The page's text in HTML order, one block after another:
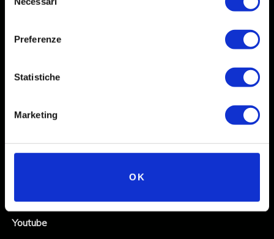
del
Preferenze
Statistiche
Marketing
OK
Facebook
Linkedin
Youtube